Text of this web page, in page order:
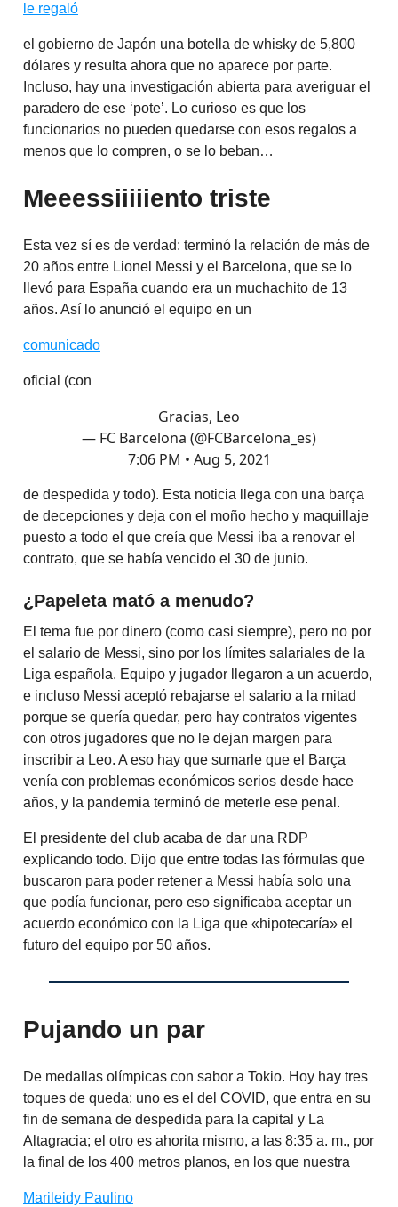
le regaló
el gobierno de Japón una botella de whisky de 5,800
dólares y resulta ahora que no aparece por parte.
Incluso, hay una investigación abierta para averiguar el
paradero de ese ‘pote’. Lo curioso es que los
funcionarios no pueden quedarse con esos regalos a
menos que lo compren, o se lo beban…
Meeessiiiiiento triste
Esta vez sí es de verdad: terminó la relación de más de
20 años entre Lionel Messi y el Barcelona, que se lo
llevó para España cuando era un muchachito de 13
años. Así lo anunció el equipo en un
comunicado
oficial (con
Gracias, Leo
— FC Barcelona (@FCBarcelona_es)
7:06 PM • Aug 5, 2021
de despedida y todo). Esta noticia llega con una barça
de decepciones y deja con el moño hecho y maquillaje
puesto a todo el que creía que Messi iba a renovar el
contrato, que se había vencido el 30 de junio.
¿Papeleta mató a menudo?
El tema fue por dinero (como casi siempre), pero no por
el salario de Messi, sino por los límites salariales de la
Liga española. Equipo y jugador llegaron a un acuerdo,
e incluso Messi aceptó rebajarse el salario a la mitad
porque se quería quedar, pero hay contratos vigentes
con otros jugadores que no le dejan margen para
inscribir a Leo. A eso hay que sumarle que el Barça
venía con problemas económicos serios desde hace
años, y la pandemia terminó de meterle ese penal.
El presidente del club acaba de dar una RDP
explicando todo. Dijo que entre todas las fórmulas que
buscaron para poder retener a Messi había solo una
que podía funcionar, pero eso significaba aceptar un
acuerdo económico con la Liga que «hipotecaría» el
futuro del equipo por 50 años.
Pujando un par
De medallas olímpicas con sabor a Tokio. Hoy hay tres
toques de queda: uno es el del COVID, que entra en su
fin de semana de despedida para la capital y La
Altagracia; el otro es ahorita mismo, a las 8:35 a. m., por
la final de los 400 metros planos, en los que nuestra
Marileidy Paulino